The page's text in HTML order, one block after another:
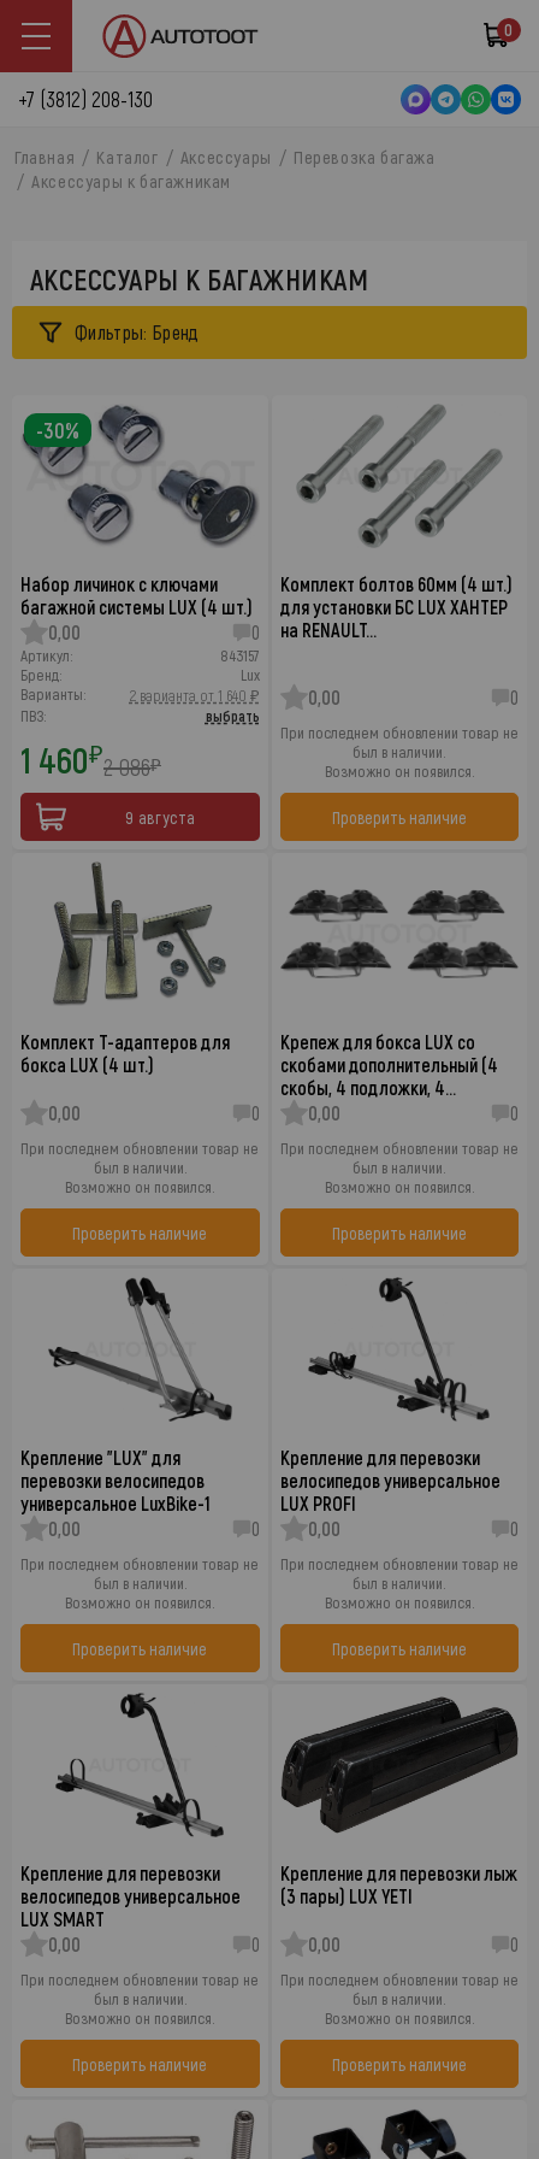
0
+7 (3812) 208-130
Главная Каталог Аксессуары
Перевозка багажа
Аксессуары к багажникам
АКСЕССУАРЫ К БАГАЖНИКАМ
Фильтры: Бренд
Набор личинок с ключами
багажной системы LUX (4 шт.)
0,00
0
Артикул:
843157
Бренд:
Lux
Варианты:
2 варианта от 1 640 ₽
ПВЗ:
выбрать
1 460₽2 086₽
9 августа
-30%
Комплект болтов 60мм (4 шт.)
для установки БС LUX ХАНТЕР
на RENAULT…
0,00 0
При последнем обновлении товар не
был в наличии.
Возможно он появился.
Проверить наличие
Комплект Т-адаптеров для
бокса LUX (4 шт.)
0,00 0
При последнем обновлении товар не
был в наличии.
Возможно он появился.
Проверить наличие
Крепеж для бокса LUX со
скобами дополнительный (4
скобы, 4 подложки, 4…
0,00
0
При последнем обновлении товар не
был в наличии.
Возможно он появился.
Проверить наличие
Крепление "LUX" для
перевозки велосипедов
универсальное LuxBike-1
0,00
0
При последнем обновлении товар не
был в наличии.
Возможно он появился.
Проверить наличие
Крепление для перевозки
велосипедов универсальное
LUX PROFI
0,00
0
При последнем обновлении товар не
был в наличии.
Возможно он появился.
Проверить наличие
Крепление для перевозки
велосипедов универсальное
LUX SMART
0,00
0
При последнем обновлении товар не
был в наличии.
Возможно он появился.
Проверить наличие
Крепление для перевозки лыж
(3 пары) LUX YETI
0,00 0
При последнем обновлении товар не
был в наличии.
Возможно он появился.
Проверить наличие